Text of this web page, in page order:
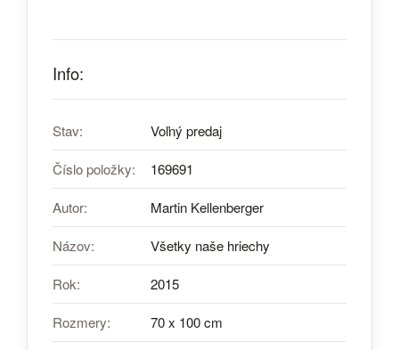
Info:
Stav: Voľný predaj
Číslo položky: 169691
Autor: Martin Kellenberger
Názov: Všetky naše hriechy
Rok: 2015
Rozmery: 70 x 100 cm